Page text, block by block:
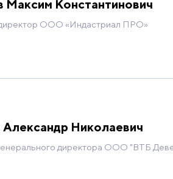
Максим Константинович
ООО «Индастриал ПРО»
Николаевич
директора ООО "ВТБ